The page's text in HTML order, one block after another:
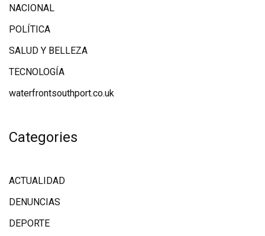
NACIONAL
POLÍTICA
SALUD Y BELLEZA
TECNOLOGÍA
waterfrontsouthport.co.uk
Categories
ACTUALIDAD
DENUNCIAS
DEPORTE